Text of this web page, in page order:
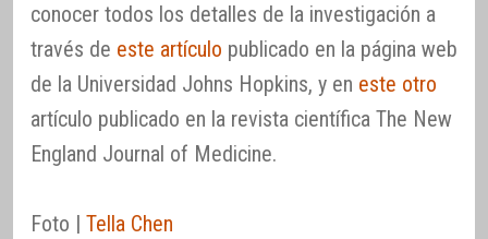
conocer todos los detalles de la investigación a
través de este artículo publicado en la página web
de la Universidad Johns Hopkins, y en este otro
artículo publicado en la revista científica The New
England Journal of Medicine.
Foto | Tella Chen